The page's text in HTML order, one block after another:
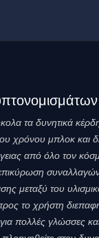
τα δυνητικά
χρόνου μπλοκ και
από όλο τον
μεταξύ του
το χρήστη
πολλές γλώσσες